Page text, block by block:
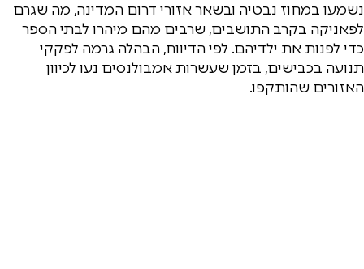
נשמעו במחוז נבטיה ובשאר אזורי דרום המדינה, מה שגרם
לפאניקה בקרב התושבים, שרבים מהם מיהרו לבתי הספר
כדי לפנות את ילדיהם. לפי הדיווח, הבהלה גרמה לפקקי
תנועה בכבישים, בזמן שעשרות אמבולנסים נעו לכיוון
האזורים שהותקפו.